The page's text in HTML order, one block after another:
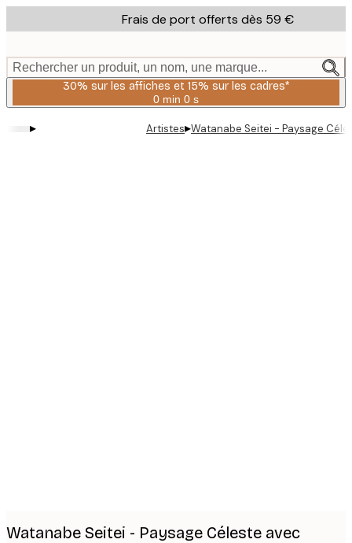
to
content.
Frais de port offerts dès 59 €
Rechercher un produit, un nom, une marque...
30% sur les affiches et 15% sur les cadres*
0 min 0 s
Valable
:
▸ Artistes▸Watanabe Seitei - Paysage
Watanabe Seitei - Paysage Céleste avec